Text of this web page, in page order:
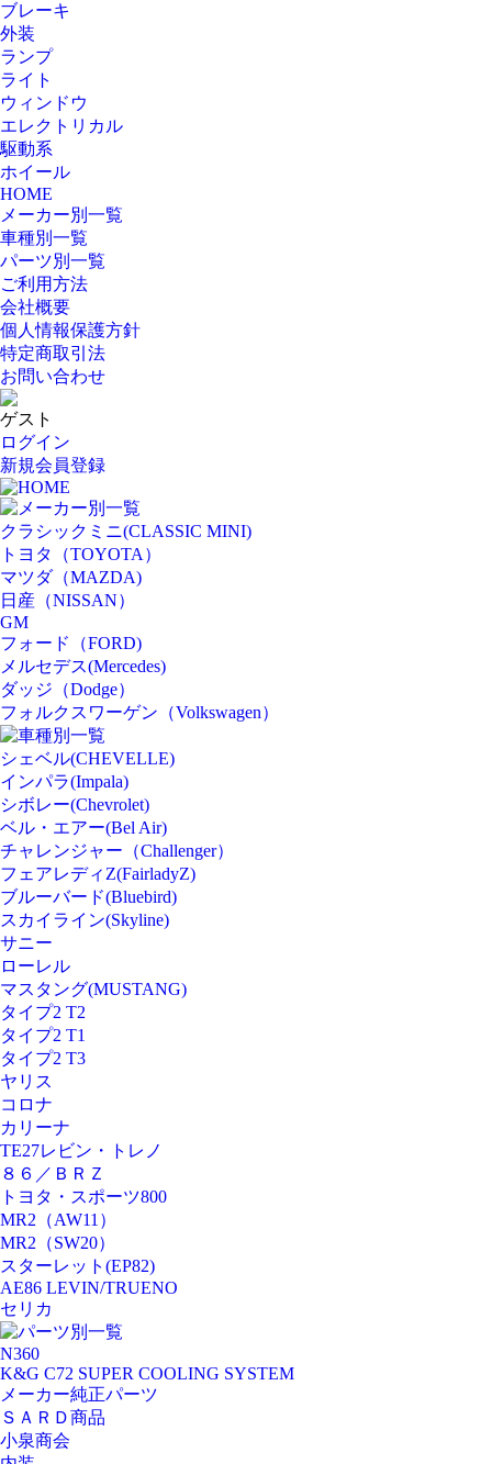
ブレーキ
外装
ランプ
ライト
ウィンドウ
エレクトリカル
駆動系
ホイール
HOME
メーカー別一覧
車種別一覧
パーツ別一覧
ご利用方法
会社概要
個人情報保護方針
特定商取引法
お問い合わせ
ゲスト
ログイン
新規会員登録
HOME
メーカー別一覧
クラシックミニ(CLASSIC MINI)
トヨタ（TOYOTA）
マツダ（MAZDA)
日産（NISSAN）
GM
フォード（FORD)
メルセデス(Mercedes)
ダッジ（Dodge）
フォルクスワーゲン（Volkswagen）
車種別一覧
シェベル(CHEVELLE)
インパラ(Impala)
シボレー(Chevrolet)
ベル・エアー(Bel Air)
チャレンジャー（Challenger）
フェアレディZ(FairladyZ)
ブルーバード(Bluebird)
スカイライン(Skyline)
サニー
ローレル
マスタング(MUSTANG)
タイプ2 T2
タイプ2 T1
タイプ2 T3
ヤリス
コロナ
カリーナ
TE27レビン・トレノ
８６／ＢＲＺ
トヨタ・スポーツ800
MR2（AW11）
MR2（SW20）
スターレット(EP82)
AE86 LEVIN/TRUENO
セリカ
パーツ別一覧
N360
K&G C72 SUPER COOLING SYSTEM
メーカー純正パーツ
ＳＡＲＤ商品
小泉商会